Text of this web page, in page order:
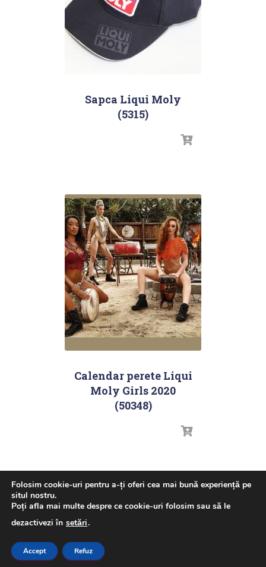
Sapca Liqui Moly
(5315)
Calendar perete Liqui
Moly Girls 2020
(50348)
ACASA GHID ULEI – LIQUI MOLY NOUTATI
PRODUSE
Folosim cookie-uri pentru a-ți oferi cea mai bună experiență pe
situl nostru.
Poți afla mai multe despre ce cookie-uri folosim sau să le
dezactivezi în setări.
Accept Refuz